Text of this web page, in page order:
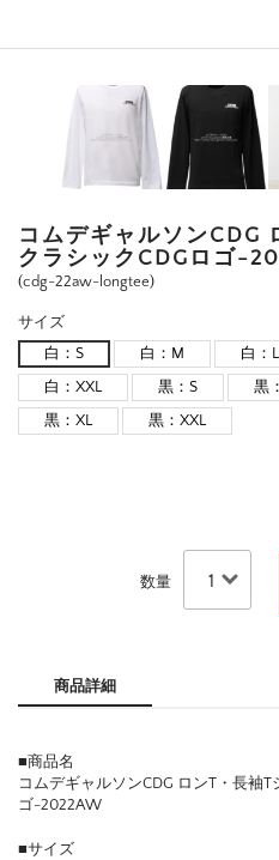
コムデギャルソンCDG
クラシックCDGロゴ-
(cdg-22aw-longtee)
サイズ
白：S
白：M 白：L
白：XXL
黒：S 黒
黒：XL
黒：XXL
数量
商品詳細
■商品名
コムデギャルソンCDG ロンT・長袖T
ゴ-2022AW
■サイズ